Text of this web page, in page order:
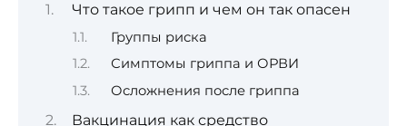
Что такое грипп и чем он так опасен
Группы риска
Симптомы гриппа и ОРВИ
Осложнения после гриппа
Вакцинация как средство